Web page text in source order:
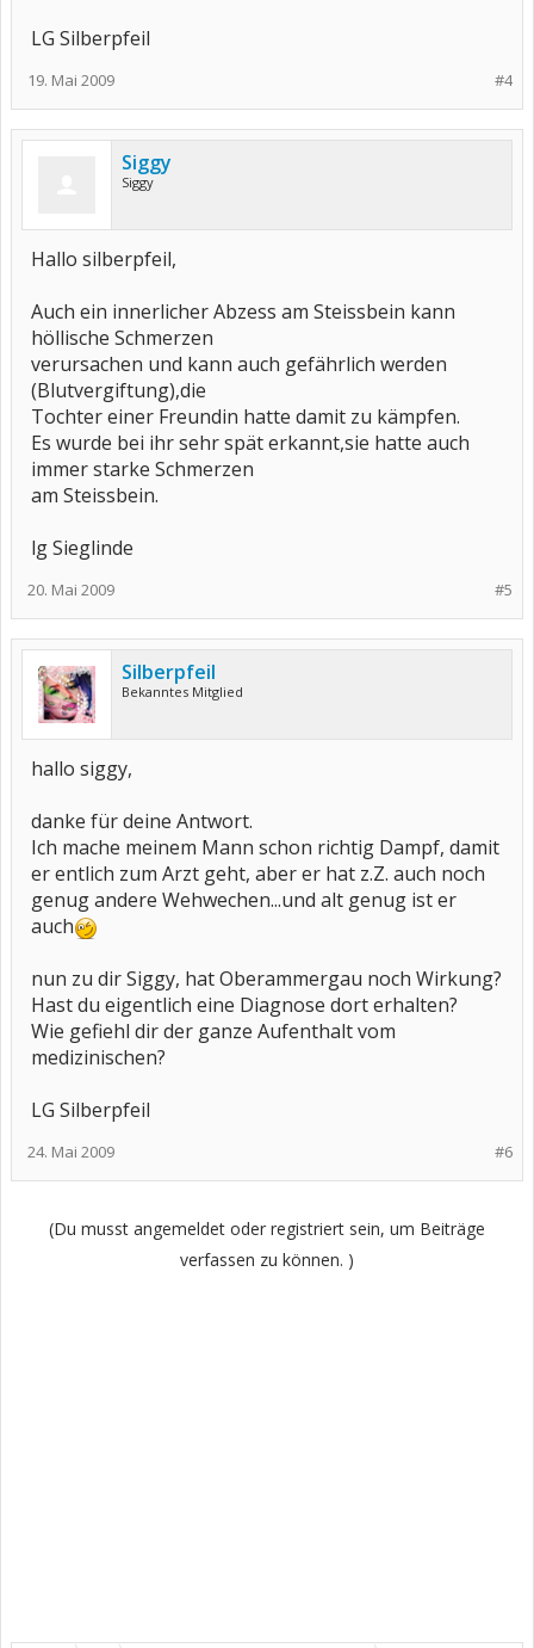
LG Silberpfeil
#4
19. Mai 2009
Siggy
Siggy
Hallo silberpfeil,
Auch ein innerlicher Abzess am Steissbein kann
höllische Schmerzen
verursachen und kann auch gefährlich werden
(Blutvergiftung),die
Tochter einer Freundin hatte damit zu kämpfen.
Es wurde bei ihr sehr spät erkannt,sie hatte auch
immer starke Schmerzen
am Steissbein.
lg Sieglinde
#5
20. Mai 2009
Silberpfeil
Bekanntes Mitglied
hallo siggy,
danke für deine Antwort.
Ich mache meinem Mann schon richtig Dampf, damit
er entlich zum Arzt geht, aber er hat z.Z. auch noch
genug andere Wehwechen...und alt genug ist er
auch
nun zu dir Siggy, hat Oberammergau noch Wirkung?
Hast du eigentlich eine Diagnose dort erhalten?
Wie gefiehl dir der ganze Aufenthalt vom
medizinischen?
LG Silberpfeil
#6
24. Mai 2009
(Du musst angemeldet oder registriert sein, um Beiträge
verfassen zu können. )